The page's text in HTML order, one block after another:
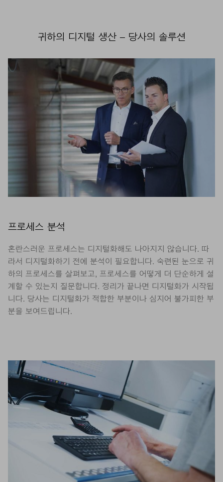
귀하의 디지털 생산 – 당사의 솔루션
프로세스 분석
혼란스러운 프로세스는 디지털화해도 나아지지 않습니다. 따
라서 디지털화하기 전에 분석이 필요합니다. 숙련된 눈으로 귀
하의 프로세스를 살펴보고, 프로세스를 어떻게 더 단순하게 설
계할 수 있는지 질문합니다. 정리가 끝나면 디지털화가 시작됩
니다. 당사는 디지털화가 적합한 부분이나 심지어 불가피한 부
분을 보여드립니다.